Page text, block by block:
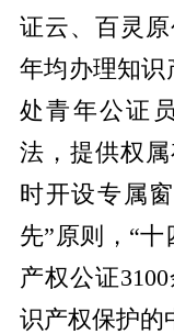
证云、百灵
年均办理知识
处青年公证
法，提供权
时开设专属
先”原则，“
产权公证
识产权保护的